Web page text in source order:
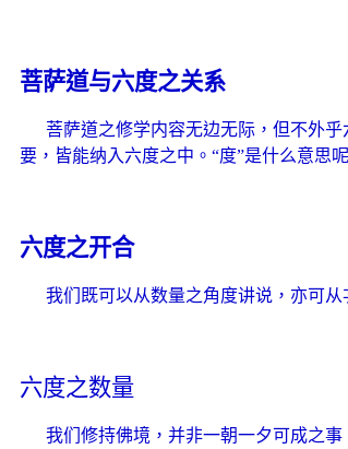
菩萨道与六度之关系
菩萨道之修学内容无边无际，但不外
要，皆能纳入六度之中。“度”是什么意思
六度之开合
我们既可以从数量之角度讲说，亦可从
六度之数量
我们修持佛境，并非一朝一夕可成之